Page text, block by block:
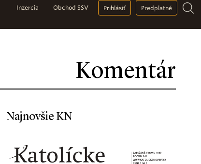
Komentár
Inzercia Obchod SSV Prihlásiť Predplatné
Najnovšie KN